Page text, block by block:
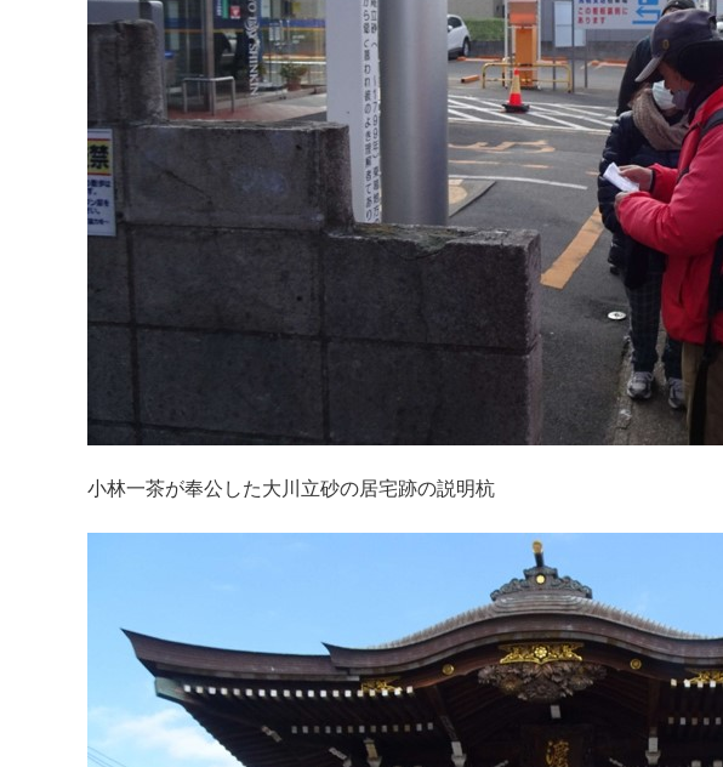
小林一茶が奉公した大川立砂の居宅跡の説明杭